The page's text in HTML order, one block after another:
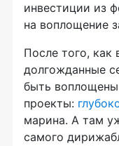
инвестиции из
на воплощение
После того, как
долгожданные
быть
проекты:
марина. А там
самого